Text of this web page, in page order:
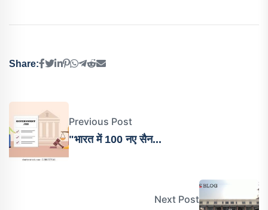
Share:
Previous Post
"भारत में 100 नए सैन...
Next Post